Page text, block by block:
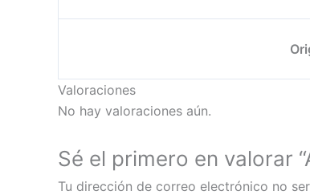
Valoraciones
No hay valoraciones aún.
Sé el primero en valorar
Tu dirección de correo electrónico no